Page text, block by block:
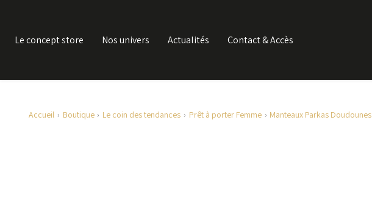
Le concept store Nos univers Actualités Contact & Accès
Accueil Boutique Le coin des tendances Prêt à porter Femme Manteaux Parkas Doudounes